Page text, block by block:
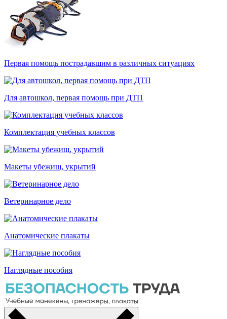
Первая помощь пострадавшим в различных ситуациях
Для автошкол, первая помощь при ДТП
Комплектация учебных классов
Макеты убежищ, укрытий
Ветеринарное дело
Анатомические плакаты
Наглядные пособия